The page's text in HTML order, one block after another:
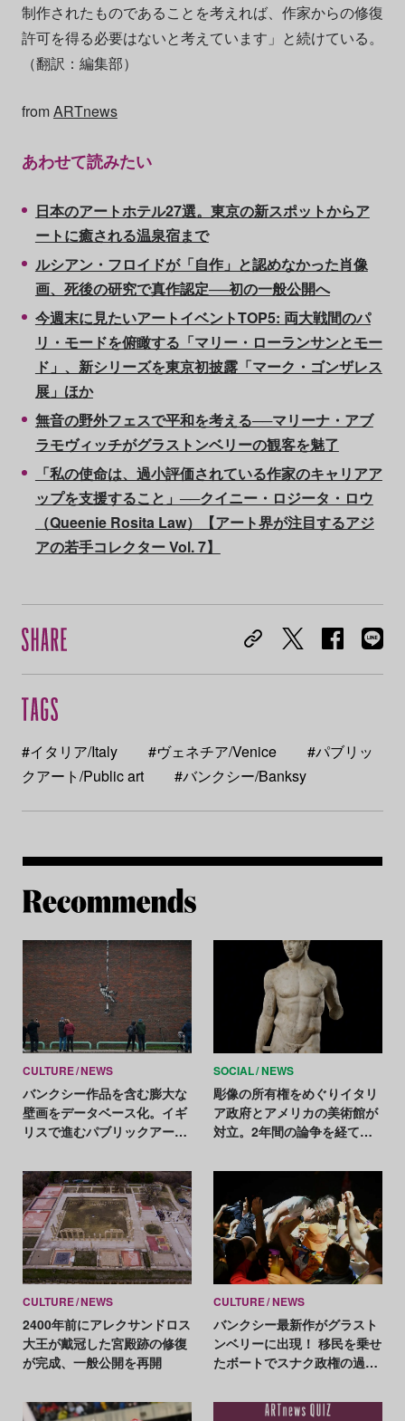
制作されたものであることを考えれば、作家からの修復
許可を得る必要はないと考えています」と続けている。
（翻訳：編集部）
fromARTnews
あわせて読みたい
日本のアートホテル27選。東京の新スポットからア
ートに癒される温泉宿まで
ルシアン・フロイドが「自作」と認めなかった肖像
画、死後の研究で真作認定──初の一般公開へ
今週末に見たいアートイベントTOP5: 両大戦間のパ
リ・モードを俯瞰する「マリー・ローランサンとモー
ド」、新シリーズを東京初披露「マーク・ゴンザレス
展」ほか
無音の野外フェスで平和を考える──マリーナ・アブ
ラモヴィッチがグラストンベリーの観客を魅了
「私の使命は、過小評価されている作家のキャリアア
ップを支援すること」──クイニー・ロジータ・ロウ
（Queenie Rosita Law）【アート界が注目するアジ
アの若手コレクター Vol. 7】
#イタリア/Italy #ヴェネチア/Venice
#パブリッ
クアート/Public art
#バンクシー/Banksy
CULTURE NEWS
バンクシー作品を含む膨大な
壁画をデータベース化。イギ
リスで進むパブリックアート
SOCIAL NEWS
彫像の所有権をめぐりイタリ
ア政府とアメリカの美術館が
対立。2年間の論争を経て貸
CULTURE NEWS
2400年前にアレクサンドロス
大王が戴冠した宮殿跡の修復
が完成、一般公開を再開
CULTURE NEWS
バンクシー最新作がグラスト
ンベリーに出現！ 移民を乗せ
たボートでスナク政権の過酷